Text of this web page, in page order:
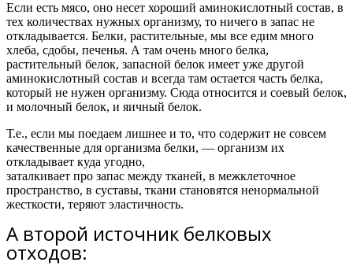
Если есть мясо, оно несет хороший аминокислотный состав, в
тех количествах нужных организму, то ничего в запас не
откладывается. Белки, растительные, мы все едим много
хлеба, сдобы, печенья. А там очень много белка,
растительный белок, запасной белок имеет уже другой
аминокислотный состав и всегда там остается часть белка,
который не нужен организму. Сюда относится и соевый белок,
и молочный белок, и яичный белок.
Т.е., если мы поедаем лишнее и то, что содержит не совсем
качественные для организма белки, — организм их
откладывает куда угодно,
заталкивает про запас между тканей, в межклеточное
пространство, в суставы, ткани становятся ненормальной
жесткости, теряют эластичность.
А второй источник белковых
отходов: